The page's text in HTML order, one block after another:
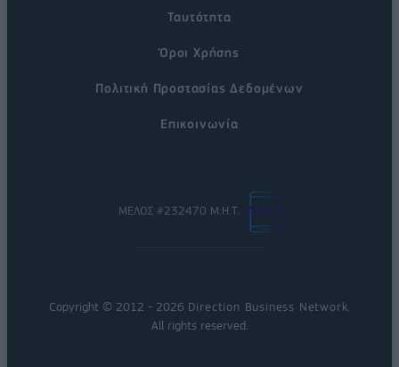
Ταυτότητα
Όροι Χρήσης
Πολιτική Προστασίας Δεδομένων
Επικοινωνία
ΜΕΛΟΣ #232470 Μ.Η.Τ.
Copyright © 2012 - 2026 Direction Business Network
All rights reserved.